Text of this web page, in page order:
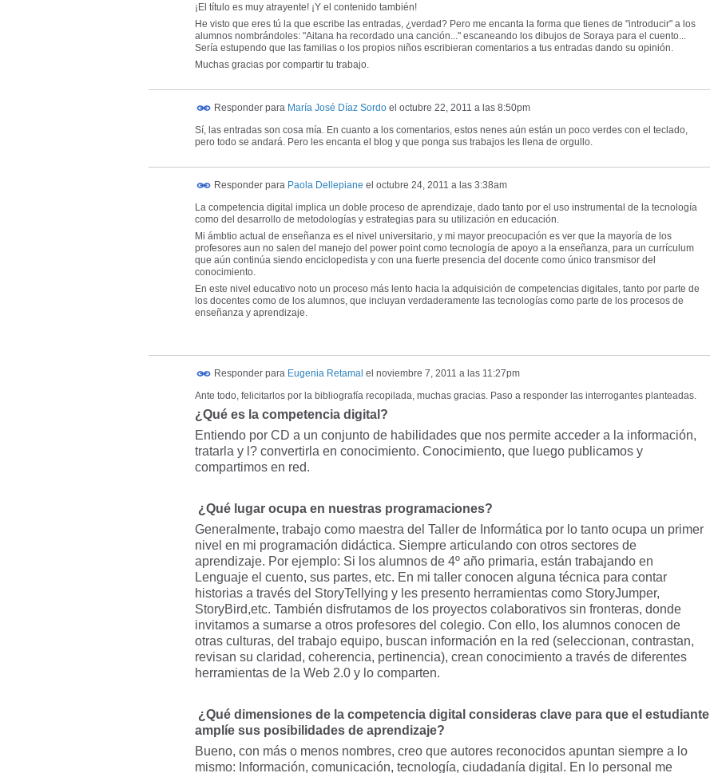
¡El título es muy atrayente! ¡Y el contenido también!
He visto que eres tú la que escribe las entradas, ¿verdad? Pero me encanta la forma que tienes de "introducir" a los
alumnos nombrándoles: "Aitana ha recordado una canción..." escaneando los dibujos de Soraya para el cuento...
Sería estupendo que las familias o los propios niños escribieran comentarios a tus entradas dando su opinión.
Muchas gracias por compartir tu trabajo.
Responder para María José Díaz Sordo el octubre 22, 2011 a las 8:50pm
Sí, las entradas son cosa mía. En cuanto a los comentarios, estos nenes aún están un poco verdes con el teclado,
pero todo se andará. Pero les encanta el blog y que ponga sus trabajos les llena de orgullo.
Responder para Paola Dellepiane el octubre 24, 2011 a las 3:38am
La competencia digital implica un doble proceso de aprendizaje, dado tanto por el uso instrumental de la tecnología
como del desarrollo de metodologías y estrategias para su utilización en educación.
Mi ámbtio actual de enseñanza es el nivel universitario, y mi mayor preocupación es ver que la mayoría de los
profesores aun no salen del manejo del power point como tecnología de apoyo a la enseñanza, para un currículum
que aún continúa siendo enciclopedista y con una fuerte presencia del docente como único transmisor del
conocimiento.
En este nivel educativo noto un proceso más lento hacia la adquisición de competencias digitales, tanto por parte de
los docentes como de los alumnos, que incluyan verdaderamente las tecnologías como parte de los procesos de
enseñanza y aprendizaje.
Responder para Eugenia Retamal el noviembre 7, 2011 a las 11:27pm
Ante todo, felicitarlos por la bibliografía recopilada, muchas gracias. Paso a responder las interrogantes planteadas.
¿Qué es la competencia digital?
Entiendo por CD a un conjunto de habilidades que nos permite acceder a la información,
tratarla y l? convertirla en conocimiento. Conocimiento, que luego publicamos y
compartimos en red.
¿Qué lugar ocupa en nuestras programaciones?
Generalmente, trabajo como maestra del Taller de Informática por lo tanto ocupa un primer
nivel en mi programación didáctica. Siempre articulando con otros sectores de
aprendizaje. Por ejemplo: Si los alumnos de 4º año primaria, están trabajando en
Lenguaje el cuento, sus partes, etc. En mi taller conocen alguna técnica para contar
historias a través del StoryTellying y les presento herramientas como StoryJumper,
StoryBird,etc. También disfrutamos de los proyectos colaborativos sin fronteras, donde
invitamos a sumarse a otros profesores del colegio. Con ello, los alumnos conocen de
otras culturas, del trabajo equipo, buscan información en la red (seleccionan, contrastan,
revisan su claridad, coherencia, pertinencia), crean conocimiento a través de diferentes
herramientas de la Web 2.0 y lo comparten.
¿Qué dimensiones de la competencia digital consideras clave para que el estudiante
amplíe sus posibilidades de aprendizaje?
Bueno, con más o menos nombres, creo que autores reconocidos apuntan siempre a lo
mismo: Información, comunicación, tecnología, ciudadanía digital. En lo personal me